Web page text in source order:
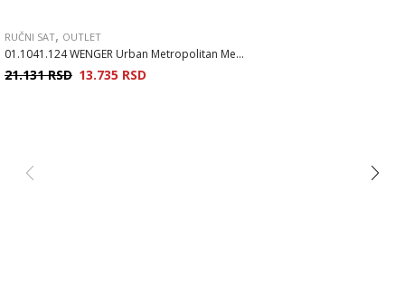
RUČNI SAT, OUTLET
01.1041.124 WENGER Urban Metropolitan Me...
21.131RSD 13.735 RSD